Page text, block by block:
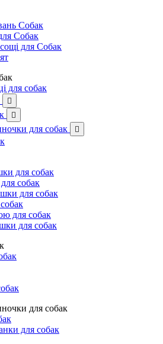
Собак
Собак
для Собак
для собак


для собак 
для собак
собак
для собак
для собак
для собак
для собак
для собак